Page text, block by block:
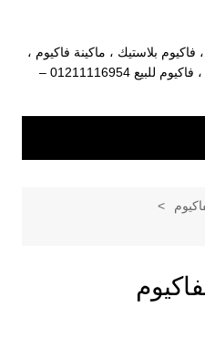
فاكيوم بلاستيك ، ماكينة فاكيوم ،
ماكينة فاكيوم تغليف وسحب الهواء ، فاكيوم للبيع 01211116954 –